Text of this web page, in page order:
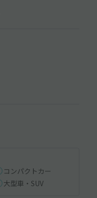
コンパクトカー
大型車・SUV